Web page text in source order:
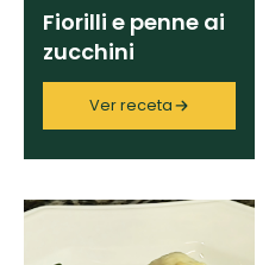
Fiorilli e penne ai
zucchini
Ver receta